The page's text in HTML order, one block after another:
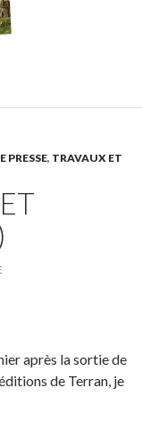
PRESSE, TRAVAUX ET
après la sortie de
de Terran, je